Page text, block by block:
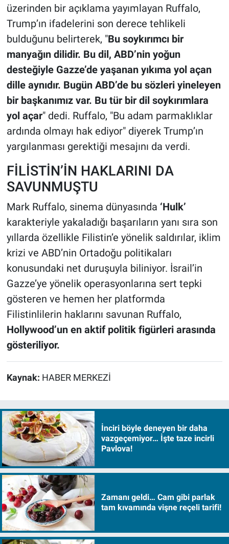
üzerinden bir açıklama yayımlayan Ruffalo,
Trump’ın ifadelerini son derece tehlikeli
bulduğunu belirterek, "Bu soykırımcı bir
manyağın dilidir. Bu dil, ABD’nin yoğun
desteğiyle Gazze’de yaşanan yıkıma yol açan
dille aynıdır. Bugün ABD’de bu sözleri yineleyen
bir başkanımız var. Bu tür bir dil soykırımlara
yol açar" dedi. Ruffalo, "Bu adam parmaklıklar
ardında olmayı hak ediyor" diyerek Trump’ın
yargılanması gerektiği mesajını da verdi.
FİLİSTİN’İN HAKLARINI DA
SAVUNMUŞTU
Mark Ruffalo, sinema dünyasında ‘Hulk’
karakteriyle yakaladığı başarıların yanı sıra son
yıllarda özellikle Filistin’e yönelik saldırılar, iklim
krizi ve ABD’nin Ortadoğu politikaları
konusundaki net duruşuyla biliniyor. İsrail’in
Gazze’ye yönelik operasyonlarına sert tepki
gösteren ve hemen her platformda
Filistinlilerin haklarını savunan Ruffalo,
Hollywood’un en aktif politik figürleri arasında
gösteriliyor.
Kaynak: HABER MERKEZİ
İnciri böyle deneyen bir daha
vazgeçemiyor… İşte taze incirli
Pavlova!
Zamanı geldi… Cam gibi parlak
tam kıvamında vişne reçeli tarifi!